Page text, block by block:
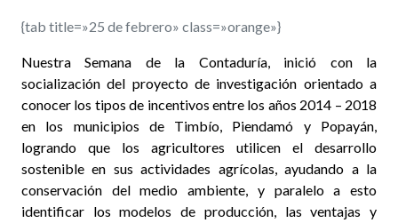
{tab title=»25 de febrero» class=»orange»}
Nuestra Semana de la Contaduría, inició con la
socialización del proyecto de investigación orientado a
conocer los tipos de incentivos entre los años 2014 – 2018
en los municipios de Timbío, Piendamó y Popayán,
logrando que los agricultores utilicen el desarrollo
sostenible en sus actividades agrícolas, ayudando a la
conservación del medio ambiente, y paralelo a esto
identificar los modelos de producción, las ventajas y